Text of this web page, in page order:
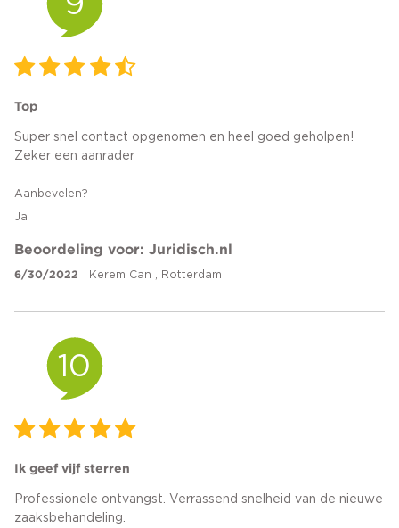
Top
Super snel contact opgenomen en heel goed geholpen!
Zeker een aanrader
Aanbevelen?
Ja
Beoordeling voor: Juridisch.nl
6/30/2022 Kerem Can , Rotterdam
10
Ik geef vijf sterren
Professionele ontvangst. Verrassend snelheid van de nieuwe
zaaksbehandeling.